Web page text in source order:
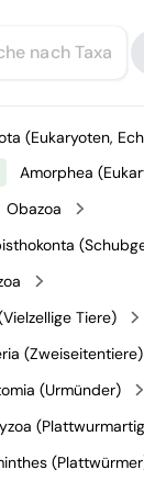
(Eukaryoten,
Amorphea
Obazoa
Tiere)
(Zweiseitentiere)
(Urmünder)